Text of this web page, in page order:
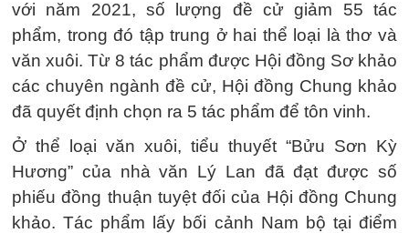
với năm 2021, số lượng đề cử giảm 55 tác
phẩm, trong đó tập trung ở hai thể loại là thơ và
văn xuôi. Từ 8 tác phẩm được Hội đồng Sơ khảo
các chuyên ngành đề cử, Hội đồng Chung khảo
đã quyết định chọn ra 5 tác phẩm để tôn vinh.
Ở thể loại văn xuôi, tiểu thuyết “Bửu Sơn Kỳ
Hương” của nhà văn Lý Lan đã đạt được số
phiếu đồng thuận tuyệt đối của Hội đồng Chung
khảo. Tác phẩm lấy bối cảnh Nam bộ tại điểm